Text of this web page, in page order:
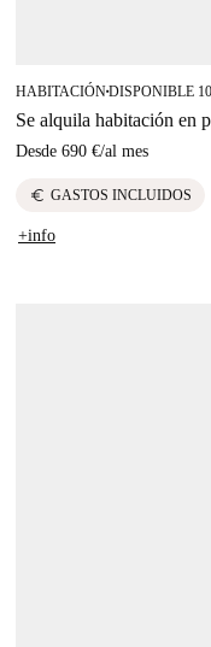
HABITACIÓN■DISPONIBLE
Se alquila habitación en
Desde 690 €/al mes
euro GASTOS INCLUIDOS
+info